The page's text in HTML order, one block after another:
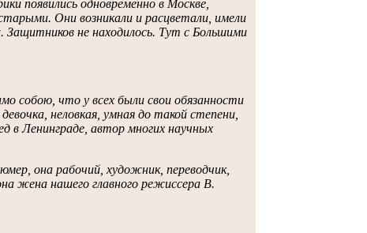
появились одновременно в Москве,
Они возникали и расцветали, имели
Защитников не находилось. Тут с Большими
собою, что у всех были свои обязанности
неловкая, умная до такой степени,
в Ленинграде, автор многих научных
она рабочий, художник, переводчик,
жена нашего главного режиссера В.